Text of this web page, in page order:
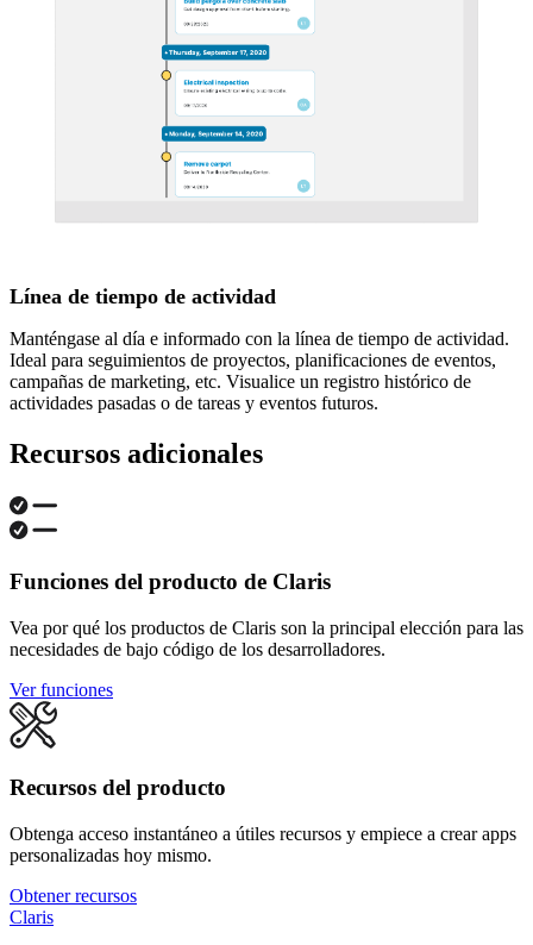
Línea de tiempo de actividad
Manténgase al día e informado con la línea de tiempo de actividad.
Ideal para seguimientos de proyectos, planificaciones de eventos,
campañas de marketing, etc. Visualice un registro histórico de
actividades pasadas o de tareas y eventos futuros.
Recursos adicionales
Funciones del producto de Claris
Vea por qué los productos de Claris son la principal elección para las
necesidades de bajo código de los desarrolladores.
Ver funciones
Recursos del producto
Obtenga acceso instantáneo a útiles recursos y empiece a crear apps
personalizadas hoy mismo.
Obtener recursos
Claris